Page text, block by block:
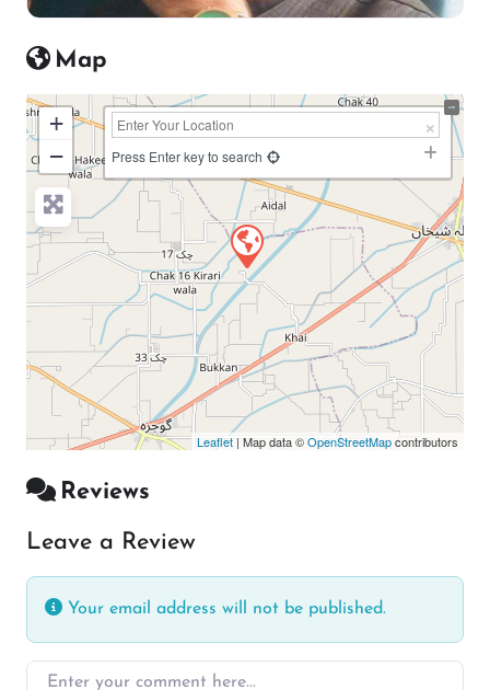
Map
+
−
Press Enter key to search
Leaflet | Map data ©OpenStreetMapcontributors
Reviews
Leave a Review
Your email address will not be published.
Enter your comment here…